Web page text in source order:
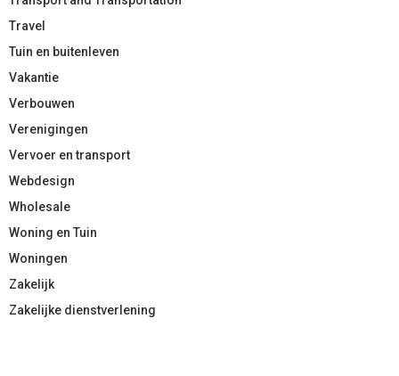
Travel
Tuin en buitenleven
Vakantie
Verbouwen
Verenigingen
Vervoer en transport
Webdesign
Wholesale
Woning en Tuin
Woningen
Zakelijk
Zakelijke dienstverlening